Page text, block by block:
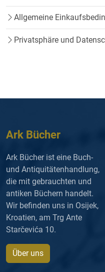
Allgemeine
Privatsphäre und
Ark Bücher
Ark Bücher ist eine Buch-
und Antiquitätenhandlung,
die mit gebrauchten und
antiken Büchern handelt.
Wir befinden uns in Osijek,
Kroatien, am Trg Ante
Starčevića 10.
Über uns